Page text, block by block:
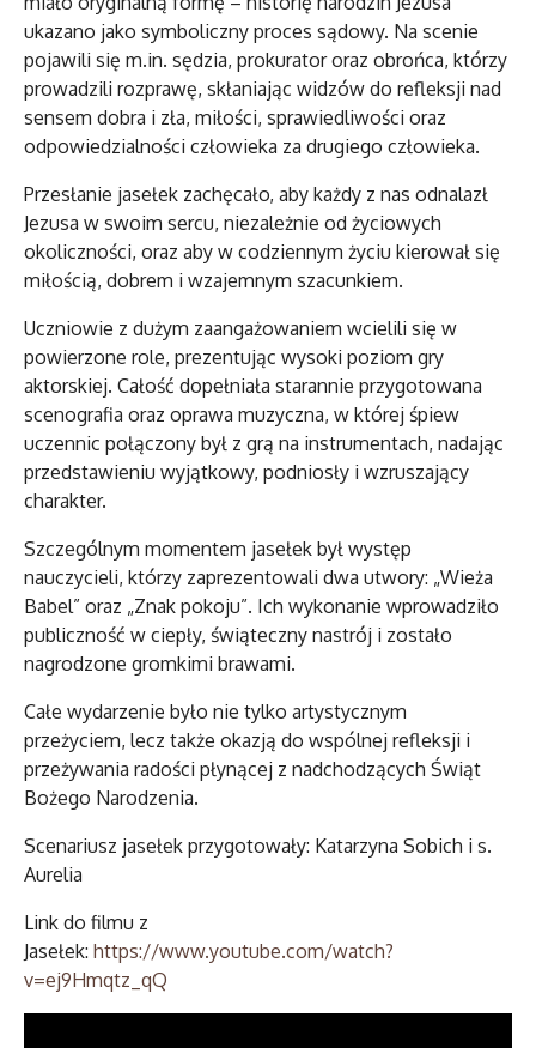
ukazano jako symboliczny proces sądowy. Na scenie
pojawili się m.in. sędzia, prokurator oraz obrońca, którzy
prowadzili rozprawę, skłaniając widzów do refleksji nad
sensem dobra i zła, miłości, sprawiedliwości oraz
odpowiedzialności człowieka za drugiego człowieka.
Przesłanie jasełek zachęcało, aby każdy z nas odnalazł
Jezusa w swoim sercu, niezależnie od życiowych
okoliczności, oraz aby w codziennym życiu kierował się
miłością, dobrem i wzajemnym szacunkiem.
Uczniowie z dużym zaangażowaniem wcielili się w
powierzone role, prezentując wysoki poziom gry
aktorskiej. Całość dopełniała starannie przygotowana
scenografia oraz oprawa muzyczna, w której śpiew
uczennic połączony był z grą na instrumentach, nadając
przedstawieniu wyjątkowy, podniosły i wzruszający
charakter.
Szczególnym momentem jasełek był występ
nauczycieli, którzy zaprezentowali dwa utwory: „Wieża
Babel” oraz „Znak pokoju”. Ich wykonanie wprowadziło
publiczność w ciepły, świąteczny nastrój i zostało
nagrodzone gromkimi brawami.
Całe wydarzenie było nie tylko artystycznym
przeżyciem, lecz także okazją do wspólnej refleksji i
przeżywania radości płynącej z nadchodzących Świąt
Bożego Narodzenia.
Scenariusz jasełek przygotowały: Katarzyna Sobich i s.
Aurelia
Link do filmu z
Jasełek: https://www.youtube.com/watch?
v=ej9Hmqtz_qQ